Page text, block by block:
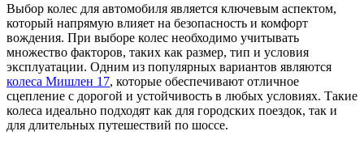
Выбор колес для автомобиля является ключевым аспектом,
который напрямую влияет на безопасность и комфорт
вождения. При выборе колес необходимо учитывать
множество факторов, таких как размер, тип и условия
эксплуатации. Одним из популярных вариантов являются
колеса Мишлен 17, которые обеспечивают отличное
сцепление с дорогой и устойчивость в любых условиях. Такие
колеса идеально подходят как для городских поездок, так и
для длительных путешествий по шоссе.